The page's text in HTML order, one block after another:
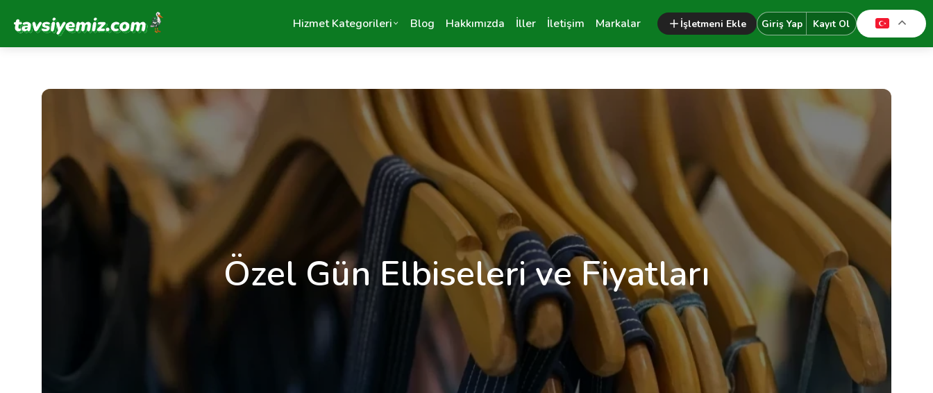
Tavsiyemiz Anasayfa Hizmet Kategorileri Blog Hakkımızda İller İletişim Markalar İşletmeni Ekle Giriş Yap Kayıt Ol
Özel Gün Elbiseleri ve Fiyatları